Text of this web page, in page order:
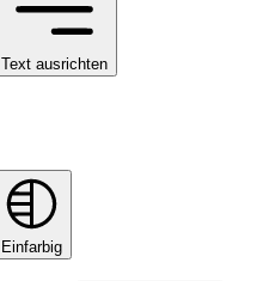
Text ausrichten
Einfarbig